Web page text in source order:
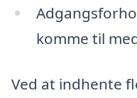
komme til
Ved at indhente